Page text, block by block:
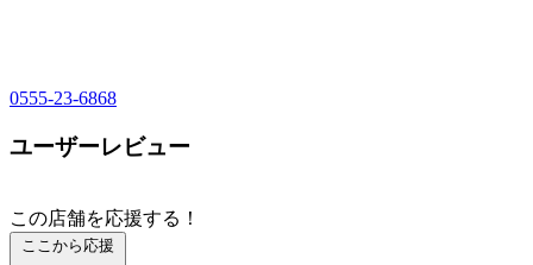
0555-23-6868
ユーザーレビュー
この店舗を応援する！
ここから応援